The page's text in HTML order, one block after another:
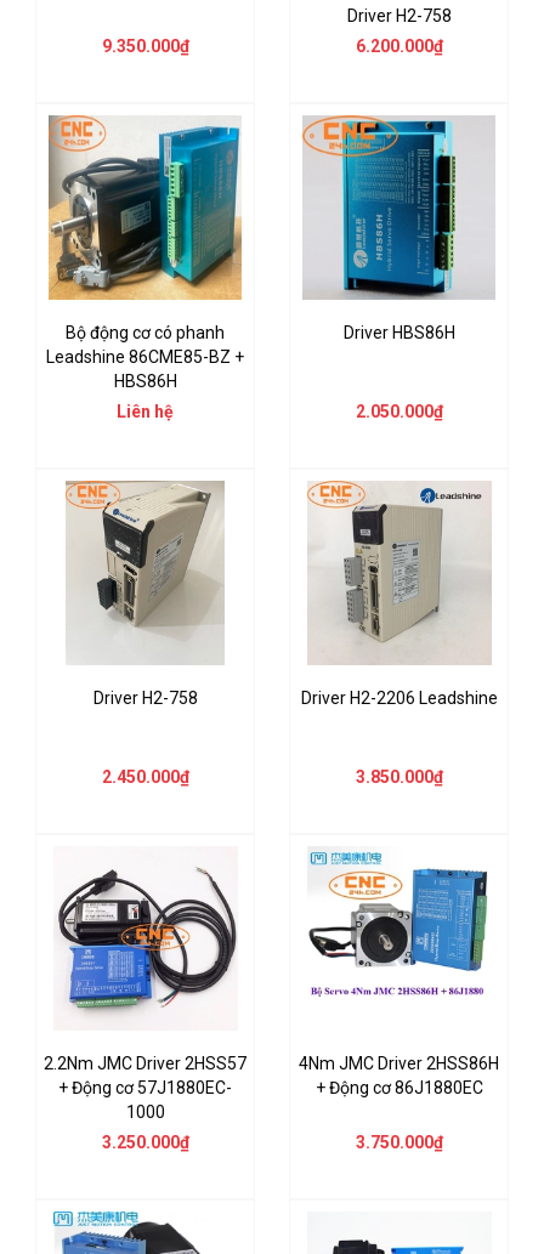
9.350.000₫
Driver H2-758
6.200.000₫
Bộ động cơ có phanh
Leadshine 86CME85-BZ +
HBS86H
Liên hệ
Driver HBS86H
2.050.000₫
Driver H2-758
2.450.000₫
Driver H2-2206 Leadshine
3.850.000₫
2.2Nm JMC Driver 2HSS57
+ Động cơ 57J1880EC-
1000
3.250.000₫
4Nm JMC Driver 2HSS86H
+ Động cơ 86J1880EC
3.750.000₫